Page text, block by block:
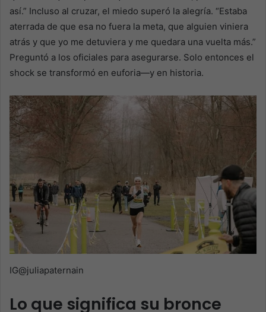
así.” Incluso al cruzar, el miedo superó la alegría. “Estaba
aterrada de que esa no fuera la meta, que alguien viniera
atrás y que yo me detuviera y me quedara una vuelta más.”
Preguntó a los oficiales para asegurarse. Solo entonces el
shock se transformó en euforia—y en historia.
IG@juliapaternain
Lo que significa su bronce